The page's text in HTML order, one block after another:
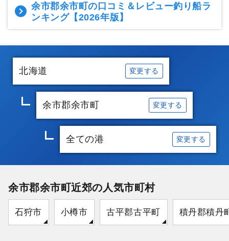
余市郡余市町の口コミ＆レビュー釣り船ラ
ンキング【2026年版】
北海道 変更する
余市郡余市町 変更する
全ての港 変更する
余市郡余市町近郊の人気市町村
石狩市 小樽市 古平郡古平町 積丹郡積丹